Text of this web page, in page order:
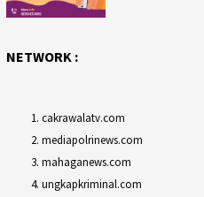
NETWORK :
cakrawalatv.com
mediapolrinews.com
mahaganews.com
ungkapkriminal.com